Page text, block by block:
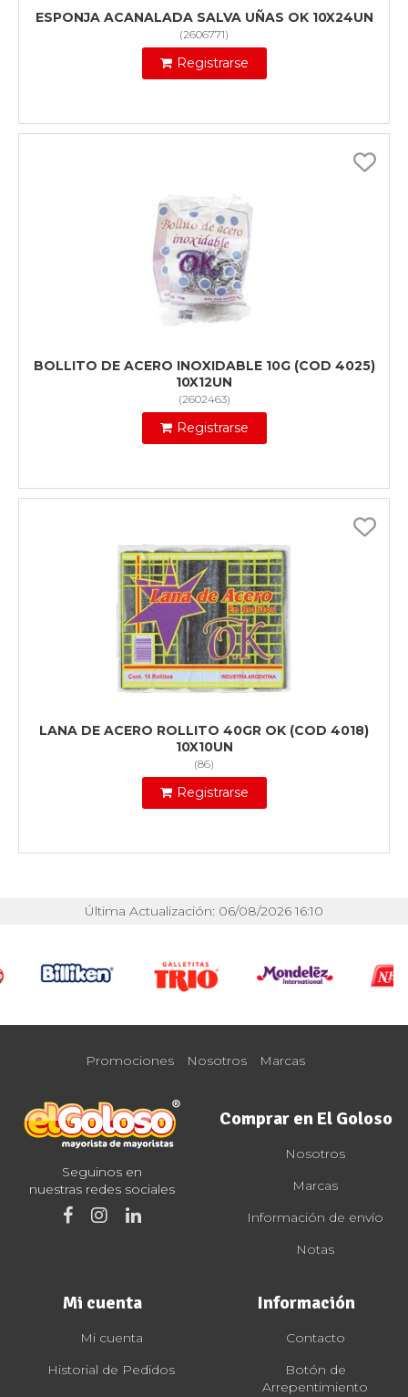
ESPONJA ACANALADA SALVA UÑAS OK 10X24UN
(2606771)
Registrarse
BOLLITO DE ACERO INOXIDABLE 10G (COD 4025)
10X12UN
(2602463)
Registrarse
LANA DE ACERO ROLLITO 40GR OK (COD 4018)
10X10UN
(86)
Registrarse
Última Actualización: 06/08/2026 16:10
Promociones Nosotros Marcas
Seguinos en
nuestras redes sociales
Comprar en El Goloso
Nosotros
Marcas
Información de envío
Notas
Mi cuenta
Mi cuenta
Historial de Pedidos
Información
Contacto
Botón de
Arrepentimiento